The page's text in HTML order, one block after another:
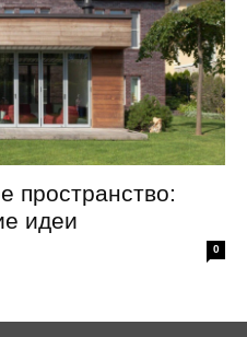
пространство:
идеи
0